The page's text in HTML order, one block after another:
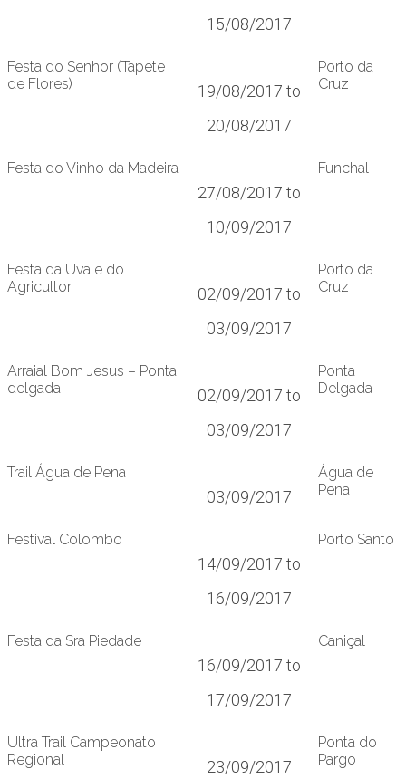
15/08/2017
Festa do Senhor (Tapete
de Flores)
19/08/2017 to
20/08/2017
Porto da
Cruz
Festa do Vinho da Madeira
27/08/2017 to
10/09/2017
Funchal
Festa da Uva e do
Agricultor
02/09/2017 to
03/09/2017
Porto da
Cruz
Arraial Bom Jesus – Ponta
delgada
02/09/2017 to
03/09/2017
Ponta
Delgada
Trail Água de Pena
03/09/2017
Água de
Pena
Festival Colombo
14/09/2017 to
16/09/2017
Porto Santo
Festa da Sra Piedade
16/09/2017 to
17/09/2017
Caniçal
Ultra Trail Campeonato
Regional
23/09/2017
Ponta do
Pargo